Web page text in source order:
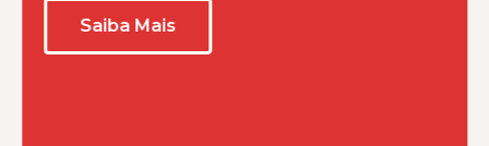
Saiba Mais